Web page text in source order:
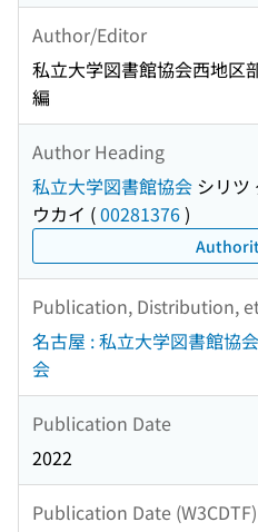
Author/Editor
私立大学図書館協会西地区
編
Author Heading
私立大学図書館協会 シリツ
ウカイ (00281376)
Publication, Distribution,
名古屋 : 私立大学図書館協
会
Publication Date
2022
Publication Date (W3CDTF)